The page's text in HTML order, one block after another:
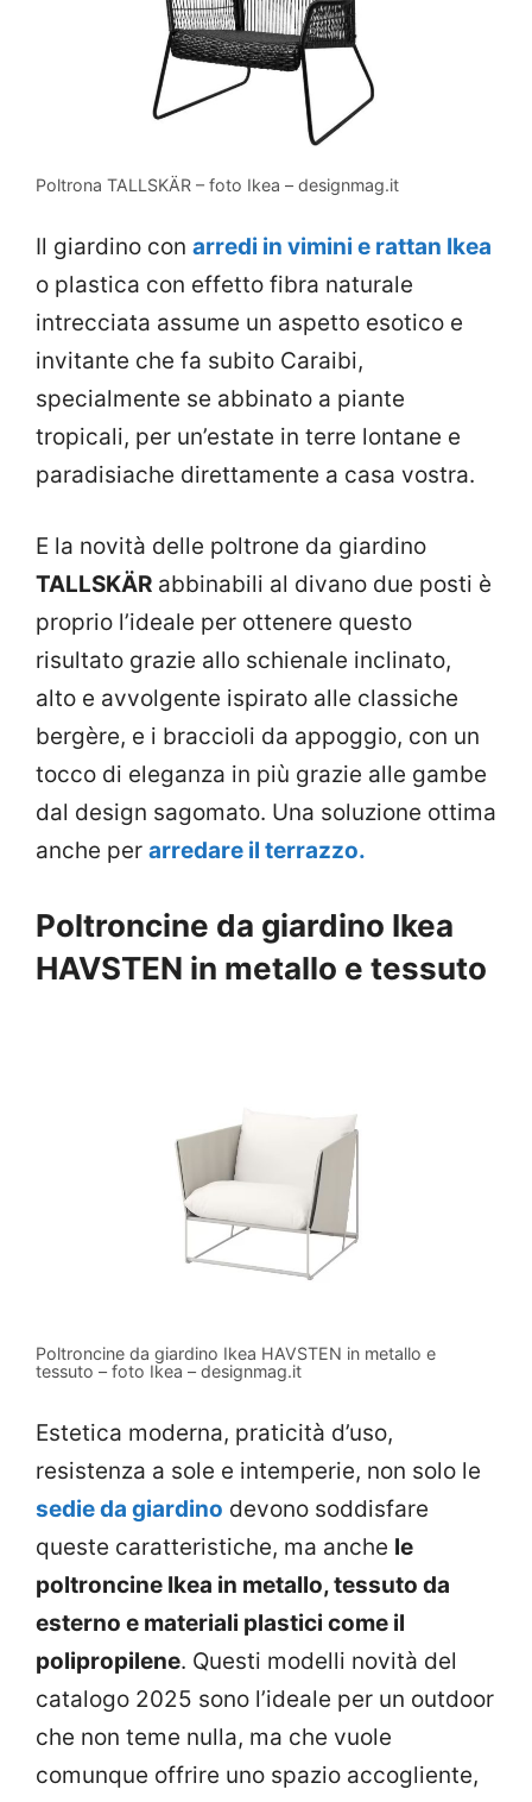
Poltrona TALLSKÄR – foto Ikea – designmag.it
Il giardino con arredi in vimini e rattan Ikea
o plastica con effetto fibra naturale
intrecciata assume un aspetto esotico e
invitante che fa subito Caraibi,
specialmente se abbinato a piante
tropicali, per un’estate in terre lontane e
paradisiache direttamente a casa vostra.
E la novità delle poltrone da giardino
TALLSKÄR abbinabili al divano due posti è
proprio l’ideale per ottenere questo
risultato grazie allo schienale inclinato,
alto e avvolgente ispirato alle classiche
bergère, e i braccioli da appoggio, con un
tocco di eleganza in più grazie alle gambe
dal design sagomato. Una soluzione ottima
anche per arredare il terrazzo.
Poltroncine da giardino Ikea
HAVSTEN in metallo e tessuto
Poltroncine da giardino Ikea HAVSTEN in metallo e
tessuto – foto Ikea – designmag.it
Estetica moderna, praticità d’uso,
resistenza a sole e intemperie, non solo le
sedie da giardino devono soddisfare
queste caratteristiche, ma anche le
poltroncine Ikea in metallo, tessuto da
esterno e materiali plastici come il
polipropilene. Questi modelli novità del
catalogo 2025 sono l’ideale per un outdoor
che non teme nulla, ma che vuole
comunque offrire uno spazio accogliente,